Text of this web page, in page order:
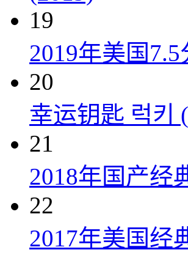
19
2019年美国
20
幸运钥匙 럭키
21
2018年国产经
22
2017年美国经